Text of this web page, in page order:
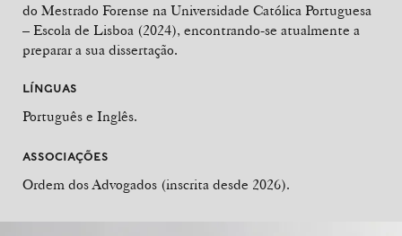
do Mestrado Forense na Universidade Católica Portuguesa
– Escola de Lisboa (2024), encontrando-se atualmente a
preparar a sua dissertação.
LÍNGUAS
Português e Inglês.
ASSOCIAÇÕES
Ordem dos Advogados (inscrita desde 2026).